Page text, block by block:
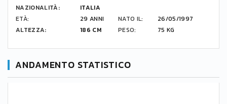
NAZIONALITÀ:
ITALIA
ETÀ:
29 ANNI NATO IL:
26/05/1997
ALTEZZA:
186 CM PESO: 75 KG
ANDAMENTO STATISTICO